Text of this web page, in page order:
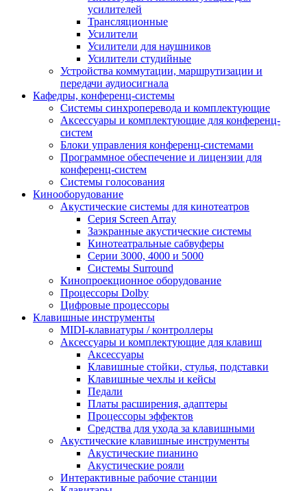
усилителей
Трансляционные
Усилители
Усилители для наушников
Усилители студийные
Устройства коммутации, маршрутизации и
передачи аудиосигнала
Кафедры, конференц-системы
Cистемы синхроперевода и комплектующие
Аксессуары и комплектующие для конференц-
систем
Блоки управления конференц-системами
Программное обеспечение и лицензии для
конференц-систем
Системы голосования
Кинооборудование
Акустические системы для кинотеатров
Cерия Screen Array
Заэкранные акустические системы
Кинотеатральные сабвуферы
Серии 3000, 4000 и 5000
Системы Surround
Кинопроекционное оборудование
Процессоры Dolby
Цифровые процессоры
Клавишные инструменты
MIDI-клавиатуры / контроллеры
Аксессуары и комплектующие для клавиш
Аксессуары
Клавишные стойки, стулья, подставки
Клавишные чехлы и кейсы
Педали
Платы расширения, адаптеры
Процессоры эффектов
Средства для ухода за клавишными
Акустические клавишные инструменты
Акустические пианино
Акустические рояли
Интерактивные рабочие станции